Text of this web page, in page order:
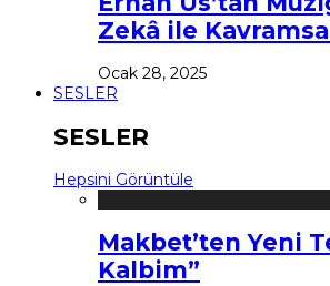
Zekâ ile
Ocak 28, 2025
SESLER
SESLER
Hepsini Görüntüle
Makbet’ten Yeni
Kalbim”